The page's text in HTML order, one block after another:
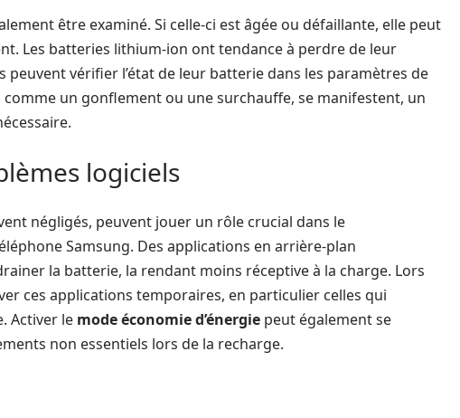
être examiné. Si celle-ci est âgée ou défaillante, elle peut
Les batteries lithium-ion ont tendance à perdre de leur
peuvent vérifier l’état de leur batterie dans les paramètres de
comme un gonflement ou une surchauffe, se manifestent, un
logiciels
négligés, peuvent jouer un rôle crucial dans le
Samsung. Des applications en arrière-plan
la batterie, la rendant moins réceptive à la charge. Lors
ces applications temporaires, en particulier celles qui
Activer le mode économie d’énergie peut également se
non essentiels lors de la recharge.